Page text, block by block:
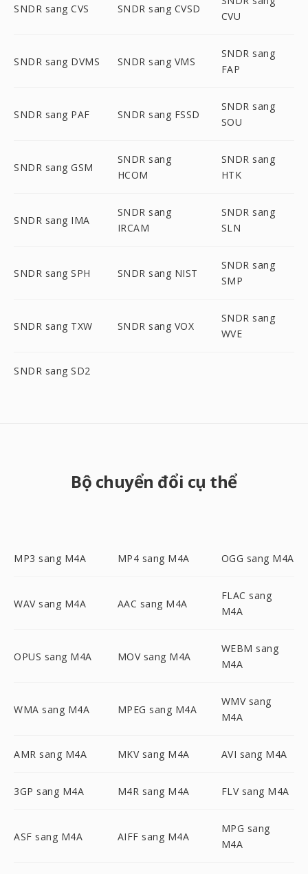
SNDR sang CVS SNDR sang CVSD
CVU
SNDR sang DVMS SNDR sang VMS
SNDR sang
FAP
SNDR sang PAF SNDR sang FSSD
SNDR sang
SOU
SNDR sang GSM
SNDR sang
HCOM
SNDR sang
HTK
SNDR sang IMA
SNDR sang
IRCAM
SNDR sang
SLN
SNDR sang SPH SNDR sang NIST
SNDR sang
SMP
SNDR sang TXW SNDR sang VOX
SNDR sang
WVE
SNDR sang SD2
Bộ chuyển đổi cụ thể
MP3 sang M4A MP4 sang M4A OGG sang M4A
WAV sang M4A AAC sang M4A
FLAC sang
M4A
OPUS sang M4A MOV sang M4A
WEBM sang
M4A
WMA sang M4A MPEG sang M4A
WMV sang
M4A
AMR sang M4A MKV sang M4A AVI sang M4A
3GP sang M4A M4R sang M4A FLV sang M4A
ASF sang M4A AIFF sang M4A
MPG sang
M4A